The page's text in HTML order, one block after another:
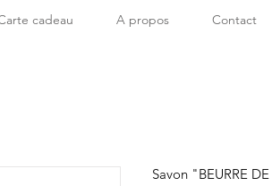
cadeau A propos Contact
Savon "BEURRE